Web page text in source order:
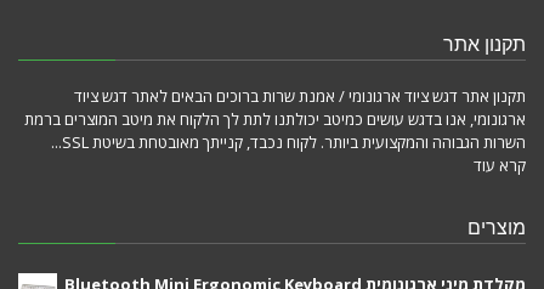
תקנון אתר
תקנון אתר דגש ציוד ארגונומי / אמנת שרות ברוכים הבאים לאתר דגש ציוד
ארגונומי, אנו בדגש עושים כמיטב יכולתנו לתת לך הלקוח את מיטב המוצרים ברמת
השרות הגבוהה והמקצועית ביותר. לקוח נכבד, קנייתך מאובטחת בשיטת SSL...
קרא עוד
מוצרים
מקלדת מיני ארגונומית Bluetooth Mini Ergonomic Keyboard